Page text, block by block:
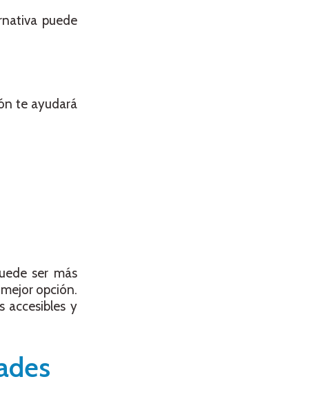
puede
te ayudará
ser más
opción.
accesibles y